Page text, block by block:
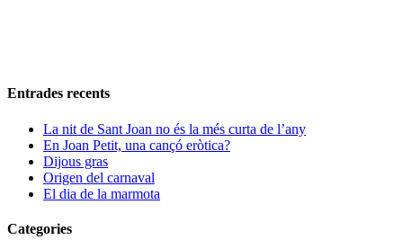
Entrades recents
La nit de Sant Joan no és la més curta de l’any
En Joan Petit, una cançó eròtica?
Dijous gras
Origen del carnaval
El dia de la marmota
Categories